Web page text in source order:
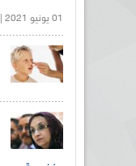
01 يونيو 2021 |